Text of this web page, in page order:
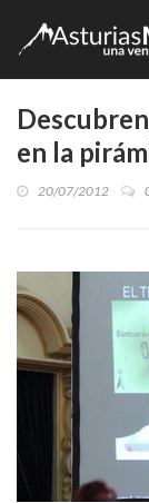
en la
20/07/2012